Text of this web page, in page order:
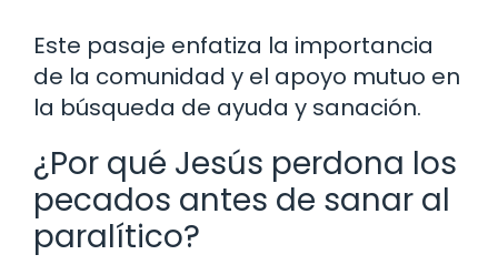
Este pasaje enfatiza la importancia
de la comunidad y el apoyo mutuo en
la búsqueda de ayuda y sanación.
¿Por qué Jesús perdona los
pecados antes de sanar al
paralítico?